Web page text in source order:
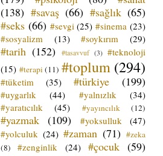
(138) #savaş (66) #sağlık (65)
#seks (66) #sevgi (25) #sinema (23)
#sosyalizm
(13) #soykırım (29)
#tarih (152) #tasavvuf (3) #teknoloji
(15) #terapi (11) #toplum (294)
#tüketim (35) #türkiye (199)
#uygarlık (44) #yalnızlık
(34)
#yaratıcılık
(45) #yayıncılık (12)
#yazmak (109) #yoksulluk
(47)
#yolculuk (24) #zaman (71) #zeka
(8)
#zenginlik (24) #çocuk (59)